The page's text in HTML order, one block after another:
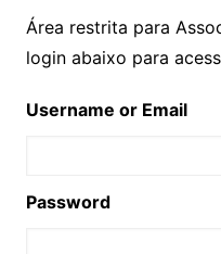
Área restrita para
login abaixo para
Username or Email
Password